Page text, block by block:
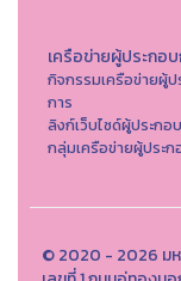
เครือข่ายผู้ประกอบ
กิจกรรมเครือข่ายผู้ป
การ
ลิงก์เว็บไซด์ผู้ประกอ
กลุ่มเครือข่ายผู้ประก
© 2020 - 2026 ม